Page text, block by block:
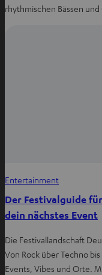
rhythmischen Bässen und
Entertainment
Der Festivalguide
dein nächstes Event
Die Festivallandschaft
Von Rock über Techno
Events, Vibes und Orte.